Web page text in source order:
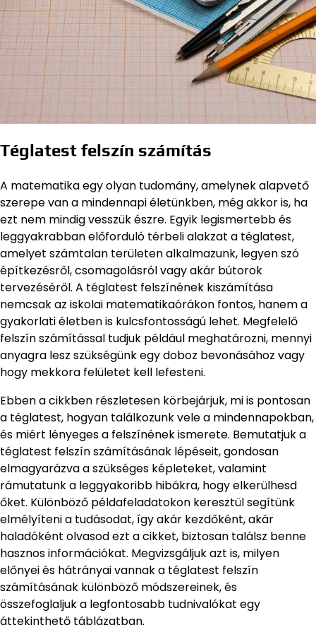
Téglatest felszín számítás
A matematika egy olyan tudomány, amelynek alapvető
szerepe van a mindennapi életünkben, még akkor is, ha
ezt nem mindig vesszük észre. Egyik legismertebb és
leggyakrabban előforduló térbeli alakzat a téglatest,
amelyet számtalan területen alkalmazunk, legyen szó
építkezésről, csomagolásról vagy akár bútorok
tervezéséről. A téglatest felszínének kiszámítása
nemcsak az iskolai matematikaórákon fontos, hanem a
gyakorlati életben is kulcsfontosságú lehet. Megfelelő
felszín számítással tudjuk például meghatározni, mennyi
anyagra lesz szükségünk egy doboz bevonásához vagy
hogy mekkora felületet kell lefesteni.
Ebben a cikkben részletesen körbejárjuk, mi is pontosan
a téglatest, hogyan találkozunk vele a mindennapokban,
és miért lényeges a felszínének ismerete. Bemutatjuk a
téglatest felszín számításának lépéseit, gondosan
elmagyarázva a szükséges képleteket, valamint
rámutatunk a leggyakoribb hibákra, hogy elkerülhesd
őket. Különböző példafeladatokon keresztül segítünk
elmélyíteni a tudásodat, így akár kezdőként, akár
haladóként olvasod ezt a cikket, biztosan találsz benne
hasznos információkat. Megvizsgáljuk azt is, milyen
előnyei és hátrányai vannak a téglatest felszín
számításának különböző módszereinek, és
összefoglaljuk a legfontosabb tudnivalókat egy
áttekinthető táblázatban.